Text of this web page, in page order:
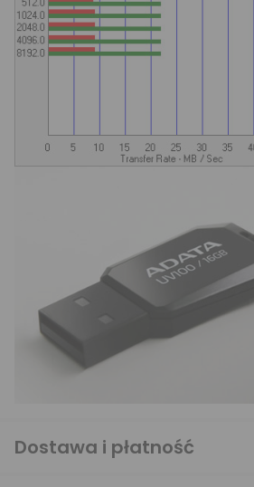
Dostawa i płatność